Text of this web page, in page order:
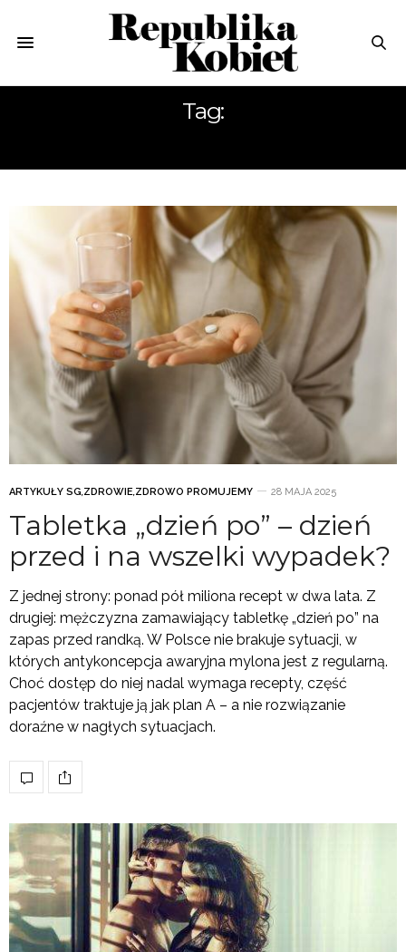
Tag:
ARTYKUŁY SG,ZDROWIE,ZDROWO PROMUJEMY 28 MAJA 2025
Tabletka „dzień po” – dzień
przed i na wszelki wypadek?
Z jednej strony: ponad pół miliona recept w dwa lata. Z
drugiej: mężczyzna zamawiający tabletkę „dzień po” na
zapas przed randką. W Polsce nie brakuje sytuacji, w
których antykoncepcja awaryjna mylona jest z regularną.
Choć dostęp do niej nadal wymaga recepty, część
pacjentów traktuje ją jak plan A – a nie rozwiązanie
doraźne w nagłych sytuacjach.